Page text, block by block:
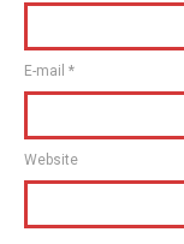
E-mail *
Website